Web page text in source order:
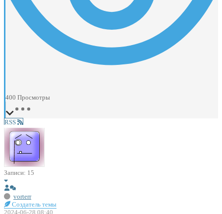
400 Просмотры
RSS
Записи: 15
vorterr
Создатель темы
2024-06-28 08:40